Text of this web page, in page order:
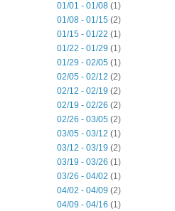
01/01 - 01/08 (1)
01/08 - 01/15 (2)
01/15 - 01/22 (1)
01/22 - 01/29 (1)
01/29 - 02/05 (1)
02/05 - 02/12 (2)
02/12 - 02/19 (2)
02/19 - 02/26 (2)
02/26 - 03/05 (2)
03/05 - 03/12 (1)
03/12 - 03/19 (2)
03/19 - 03/26 (1)
03/26 - 04/02 (1)
04/02 - 04/09 (2)
04/09 - 04/16 (1)